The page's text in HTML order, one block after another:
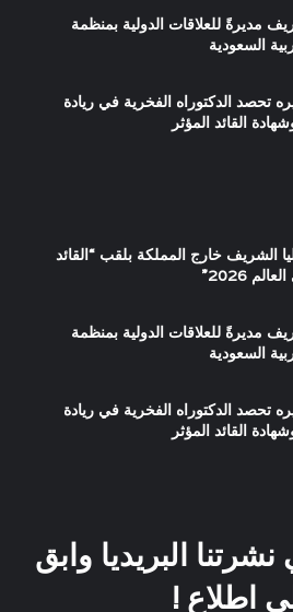
مديرةً للعلاقات الدولية بمنظمة
تحصد الدكتوراه الفخرية في ريادة
القائد المؤثر
الشريف خارج المملكة بلقب “القائد
2026”
مديرةً للعلاقات الدولية بمنظمة
تحصد الدكتوراه الفخرية في ريادة
القائد المؤثر
البريديا وابق
اطلاع !